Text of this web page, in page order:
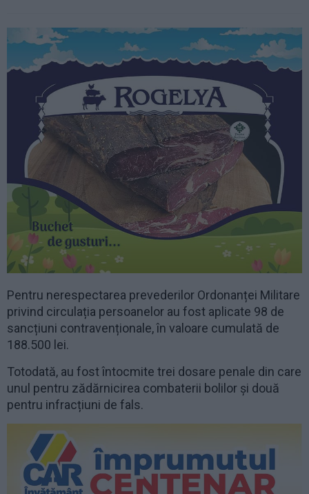
Pentru nerespectarea prevederilor Ordonanței Militare
privind circulația persoanelor au fost aplicate 98 de
sancțiuni contravenționale, în valoare cumulată de
188.500 lei.
Totodată, au fost întocmite trei dosare penale din care
unul pentru zădărnicirea combaterii bolilor și două
pentru infracțiuni de fals.